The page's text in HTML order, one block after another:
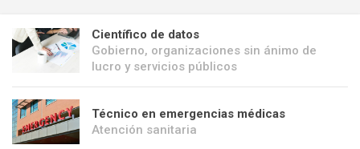
Científico de datos
Gobierno, organizaciones sin ánimo de
lucro y servicios públicos
Técnico en emergencias médicas
Atención sanitaria